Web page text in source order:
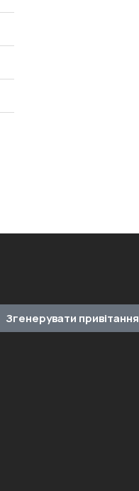
Згенерувати привітання